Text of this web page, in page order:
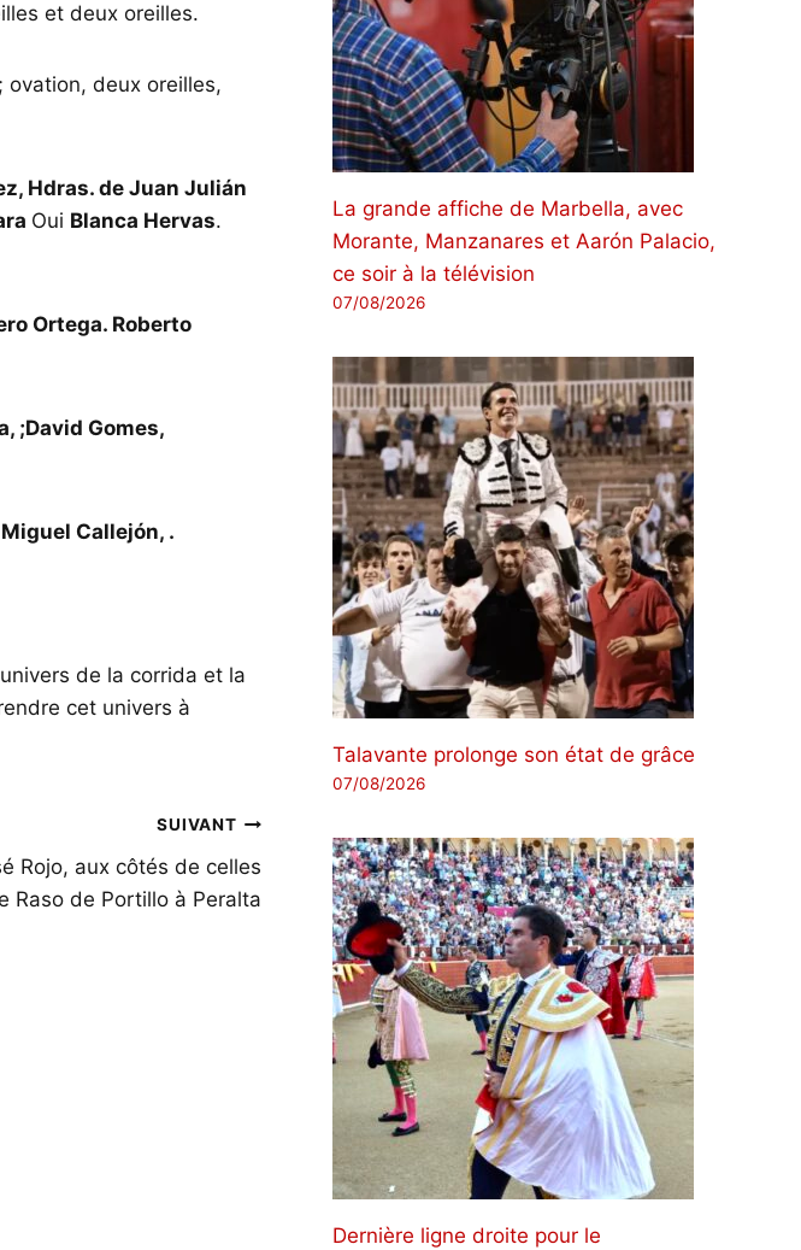
et deux oreilles.
; ovation, deux oreilles,
Hdras. de Juan Julián
Oui Blanca Hervas.
Ortega. Roberto
;David Gomes,
Callejón, .
de la corrida et la
cet univers à
SUIVANT
Rojo, aux côtés de celles
Raso de Portillo à Peralta
La grande affiche de Marbella, avec
Morante, Manzanares et Aarón Palacio,
ce soir à la télévision
07/08/2026
Talavante prolonge son état de grâce
07/08/2026
Dernière ligne droite pour le